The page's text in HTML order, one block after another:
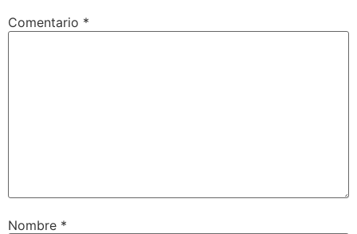
Comentario *
Nombre *